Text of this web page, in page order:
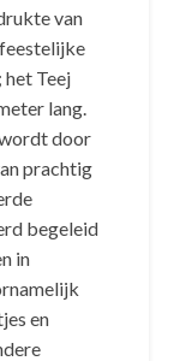
van
Teej
lang.
door
prachtig
begeleid
in
en